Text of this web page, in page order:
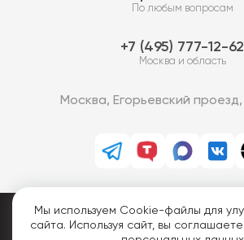
По любым вопросам
7 (495) 777-12-62
Москва и область
Москва, Егорьевский проезд,
PRO-Интерактив © 2013-
Все права защищены.
Мы используем Cookie-файлы для
сайта. Используя сайт, вы